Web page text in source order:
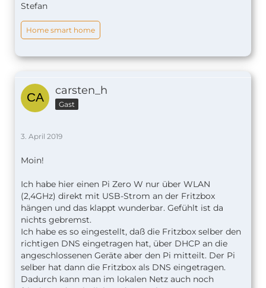
Stefan
Home smart home
carsten_h
Gast
3. April 2019
Moin!
Ich habe hier einen Pi Zero W nur über WLAN
(2,4GHz) direkt mit USB-Strom an der Fritzbox
hängen und das klappt wunderbar. Gefühlt ist da
nichts gebremst.
Ich habe es so eingestellt, daß die Fritzbox selber den
richtigen DNS eingetragen hat, über DHCP an die
angeschlossenen Geräte aber den Pi mitteilt. Der Pi
selber hat dann die Fritzbox als DNS eingetragen.
Dadurch kann man im lokalen Netz auch noch